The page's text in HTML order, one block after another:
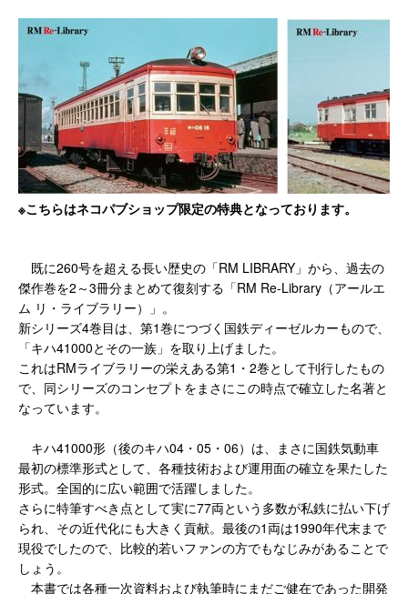
※こちらはネコパブショップ限定の特典となっております。
既に260号を超える長い歴史の「RM LIBRARY」から、過去の
傑作巻を2～3冊分まとめて復刻する「RM Re-Library（アールエ
ム リ・ライブラリー）」。
新シリーズ4巻目は、第1巻につづく国鉄ディーゼルカーもので、
「キハ41000とその一族」を取り上げました。
これはRMライブラリーの栄えある第1・2巻として刊行したもの
で、同シリーズのコンセプトをまさにこの時点で確立した名著と
なっています。
キハ41000形（後のキハ04・05・06）は、まさに国鉄気動車
最初の標準形式として、各種技術および運用面の確立を果たした
形式。全国的に広い範囲で活躍しました。
さらに特筆すべき点として実に77両という多数が私鉄に払い下げ
られ、その近代化にも大きく貢献。最後の1両は1990年代末まで
現役でしたので、比較的若いファンの方でもなじみがあることで
しょう。
本書では各種一次資料および執筆時にまだご健在であった開発